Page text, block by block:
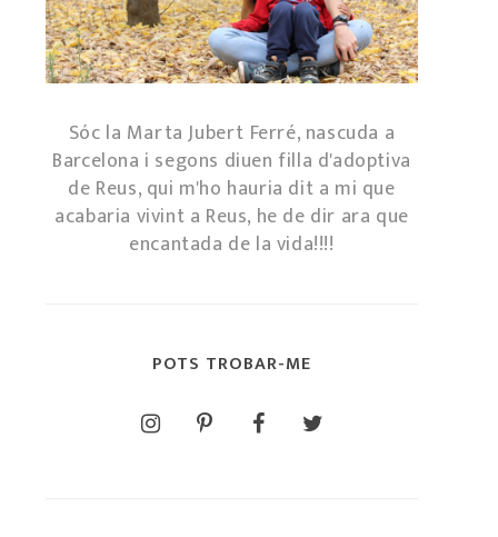
Sóc la Marta Jubert Ferré, nascuda a
Barcelona i segons diuen filla d'adoptiva
de Reus, qui m'ho hauria dit a mi que
acabaria vivint a Reus, he de dir ara que
encantada de la vida!!!!
POTS TROBAR-ME